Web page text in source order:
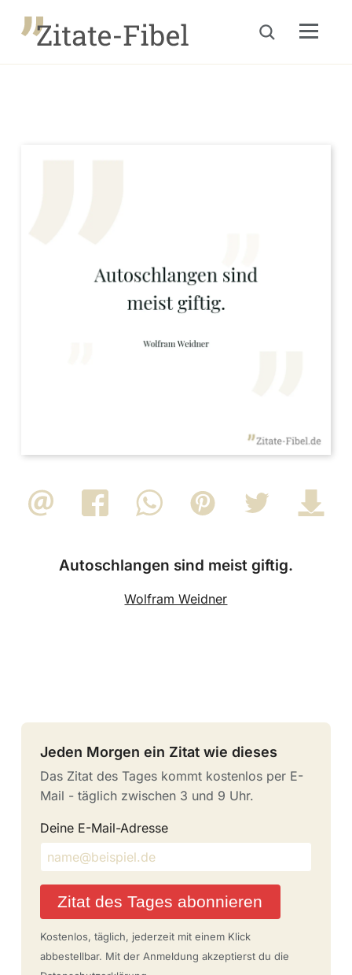
Suche öffnenMenu
Autoschlangen sind meist giftig.
Wolfram Weidner
Jeden Morgen ein Zitat wie dieses
Das Zitat des Tages kommt kostenlos per E-
Mail - täglich zwischen 3 und 9 Uhr.
Deine E-Mail-Adresse
Zitat des Tages abonnieren
Kostenlos, täglich, jederzeit mit einem Klick
abbestellbar. Mit der Anmeldung akzeptierst du die